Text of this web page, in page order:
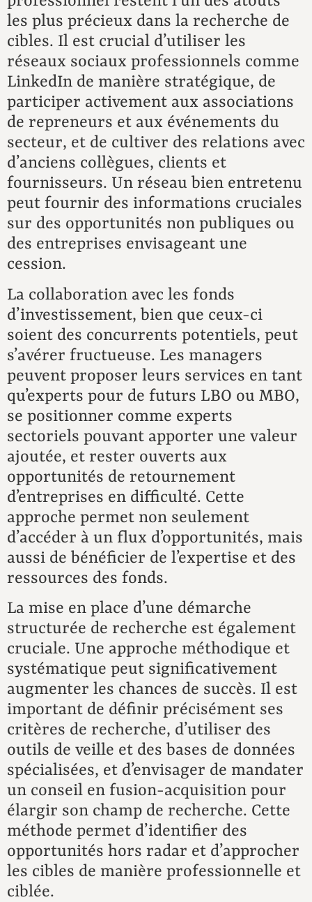
les plus précieux dans la recherche de
cibles. Il est crucial d’utiliser les
réseaux sociaux professionnels comme
LinkedIn de manière stratégique, de
participer activement aux associations
de repreneurs et aux événements du
secteur, et de cultiver des relations avec
d’anciens collègues, clients et
fournisseurs. Un réseau bien entretenu
peut fournir des informations cruciales
sur des opportunités non publiques ou
des entreprises envisageant une
cession.
La collaboration avec les fonds
d’investissement, bien que ceux-ci
soient des concurrents potentiels, peut
s’avérer fructueuse. Les managers
peuvent proposer leurs services en tant
qu’experts pour de futurs LBO ou MBO,
se positionner comme experts
sectoriels pouvant apporter une valeur
ajoutée, et rester ouverts aux
opportunités de retournement
d’entreprises en difficulté. Cette
approche permet non seulement
d’accéder à un flux d’opportunités, mais
aussi de bénéficier de l’expertise et des
ressources des fonds.
La mise en place d’une démarche
structurée de recherche est également
cruciale. Une approche méthodique et
systématique peut significativement
augmenter les chances de succès. Il est
important de définir précisément ses
critères de recherche, d’utiliser des
outils de veille et des bases de données
spécialisées, et d’envisager de mandater
un conseil en fusion-acquisition pour
élargir son champ de recherche. Cette
méthode permet d’identifier des
opportunités hors radar et d’approcher
les cibles de manière professionnelle et
ciblée.